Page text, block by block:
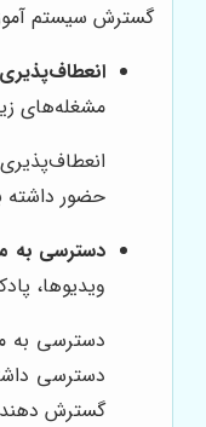
گسترش سیستم
مشغله‌های
حضور داشته
دسترسی به
ویدیوها،
دسترسی به
دسترسی
گسترش